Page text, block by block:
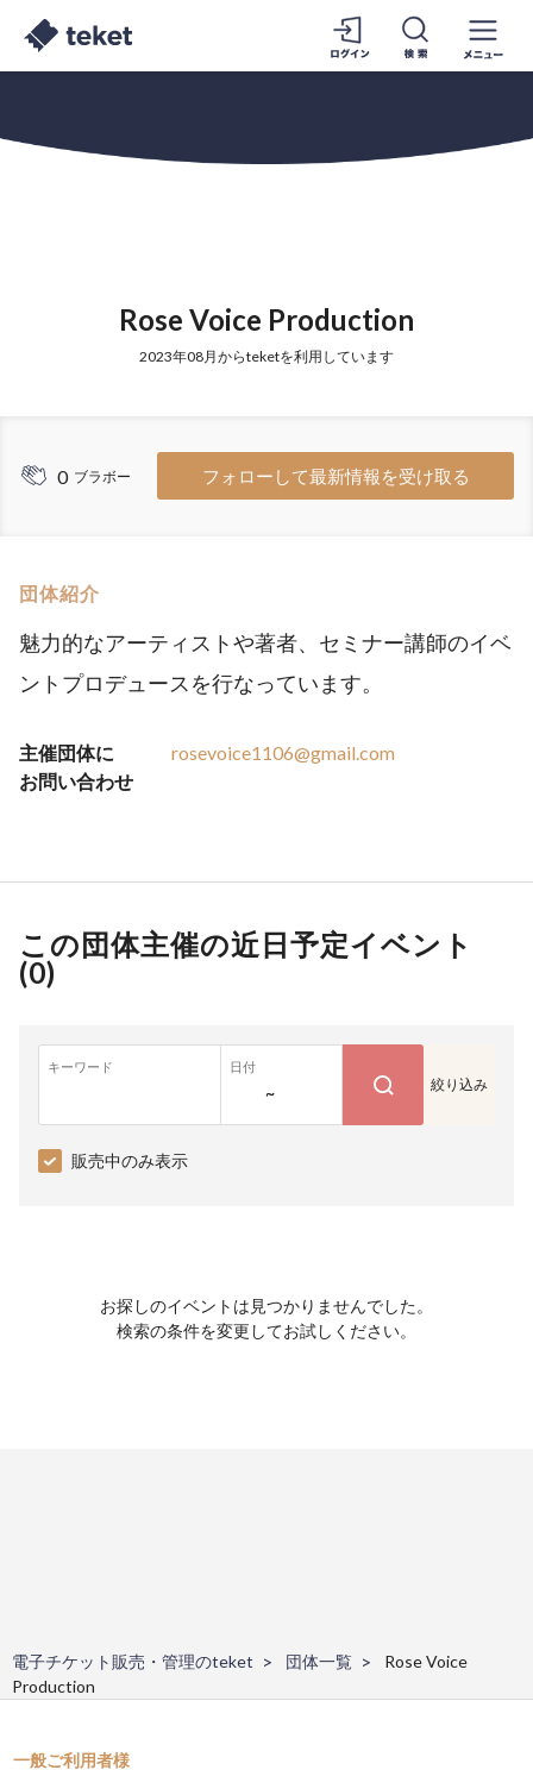
Rose Voice Production
2023年08月からteketを利用しています
0 ブラボー フォローして最新情報を受け取る
団体紹介
魅力的なアーティストや著者、セミナー講師のイベ
ントプロデュースを行なっています。
主催団体に
お問い合わせ
rosevoice1106@gmail.com
この団体主催の近日予定イベント
(0)
キーワード 日付
~ 絞り込み
販売中のみ表示
お探しのイベントは見つかりませんでした。
検索の条件を変更してお試しください。
電子チケット販売・管理のteket 団体一覧
Rose Voice
Production
一般ご利用者様